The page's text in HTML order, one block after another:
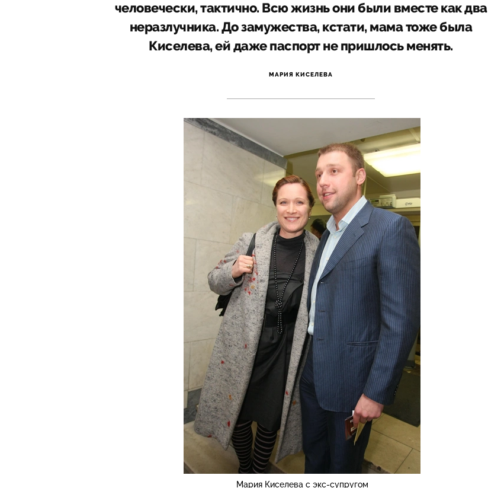
человечески, тактично. Всю жизнь они были вместе как два
неразлучника. До замужества, кстати, мама тоже была
Киселева, ей даже паспорт не пришлось менять.
МАРИЯ КИСЕЛЕВА
Мария Киселева с экс-супругом